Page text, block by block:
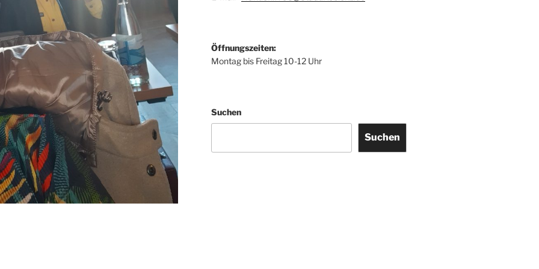
Öffnungszeiten:
Montag bis Freitag 10-12 Uhr
Suchen
Suchen